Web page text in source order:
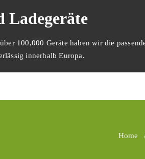
Ladegeräte
100,000 Geräte haben wir die
innerhalb Europa.
Home